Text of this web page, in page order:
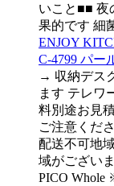
いこと■■ 夜
果的です 細
ENJOY
C-4799 パー
→ 収納デス
ます テレワ
料別途お見
ご注意くだ
配送不可地
域がござい
PICO Whole